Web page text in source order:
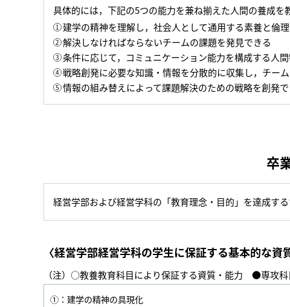
具体的には，下記の5つの能力を兼ね揃えた人間の養成を
建学の精神を理解し，社会人として通用する素養と倫
解決しなければならないチームの課題を発見できる
条件に応じて，コミュニケーション能力を構成する人
戦略創発に必要な知識・情報を分散的に収集し，チー
情報の組み替えによって課題解決のための戦略を創発
卒
経営学部および経営学科の「教育理念・目的」を達成す
〈経営学部経営学科の学生に保証する基本的な資
（注）○教養教育科目により保証する資質・能力 ●専攻科
①：建学の精神の具現化